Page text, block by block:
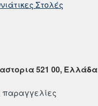
521 00, Ελλάδα
παραγγελίες